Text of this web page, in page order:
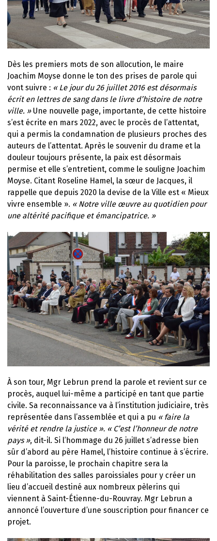
Dès les premiers mots de son allocution, le maire
Joachim Moyse donne le ton des prises de parole qui
vont suivre : « Le jour du 26 juillet 2016 est désormais
écrit en lettres de sang dans le livre d’histoire de notre
ville. »Une nouvelle page, importante, de cette histoire
s’est écrite en mars 2022, avec le procès de l’attentat,
qui a permis la condamnation de plusieurs proches des
auteurs de l’attentat. Après le souvenir du drame et la
douleur toujours présente, la paix est désormais
permise et elle s’entretient, comme le souligne Joachim
Moyse. Citant Roseline Hamel, la sœur de Jacques, il
rappelle que depuis 2020 la devise de la Ville est « Mieux
vivre ensemble ». « Notre ville œuvre au quotidien pour
une altérité pacifique et émancipatrice. »
À son tour, Mgr Lebrun prend la parole et revient sur ce
procès, auquel lui-même a participé en tant que partie
civile. Sa reconnaissance va à l’institution judiciaire, très
représentée dans l’assemblée et qui a pu « faire la
vérité et rendre la justice ». « C’est l’honneur de notre
pays », dit-il. Si l’hommage du 26 juillet s’adresse bien
sûr d’abord au père Hamel, l’histoire continue à s’écrire.
Pour la paroisse, le prochain chapitre sera la
réhabilitation des salles paroissiales pour y créer un
lieu d’accueil destiné aux nombreux pèlerins qui
viennent à Saint-Étienne-du-Rouvray. Mgr Lebrun a
annoncé l’ouverture d’une souscription pour financer ce
projet.